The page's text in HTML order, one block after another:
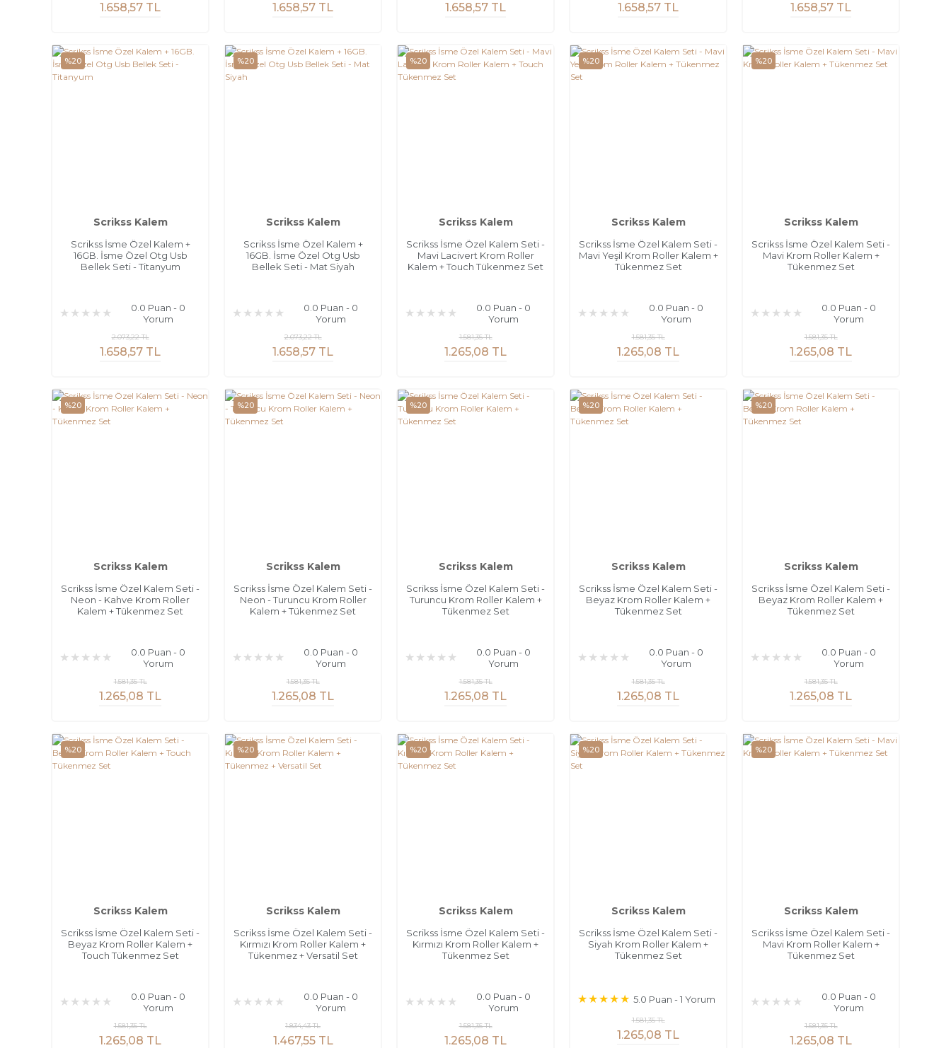
1.658,57 TL 1.658,57 TL 1.658,57 TL 1.658,57 TL 1.658,57 TL
%20
Scrikss Kalem
Scrikss İsme Özel Kalem +
16GB. İsme Özel Otg Usb
Bellek Seti - Titanyum
0.0 Puan - 0
Yorum
1.658,57 TL
2.073,22 TL
%20
Scrikss Kalem
Scrikss İsme Özel Kalem +
16GB. İsme Özel Otg Usb
Bellek Seti - Mat Siyah
0.0 Puan - 0
Yorum
1.658,57 TL
2.073,22 TL
%20
Scrikss Kalem
Scrikss İsme Özel Kalem Seti -
Mavi Lacivert Krom Roller
Kalem + Touch Tükenmez Set
0.0 Puan - 0
Yorum
1.265,08 TL
1.581,35 TL
%20
Scrikss Kalem
Scrikss İsme Özel Kalem Seti -
Mavi Yeşil Krom Roller Kalem +
Tükenmez Set
0.0 Puan - 0
Yorum
1.265,08 TL
1.581,35 TL
%20
Scrikss Kalem
Scrikss İsme Özel Kalem Seti -
Mavi Krom Roller Kalem +
Tükenmez Set
0.0 Puan - 0
Yorum
1.265,08 TL
1.581,35 TL
%20
Scrikss Kalem
Scrikss İsme Özel Kalem Seti -
Neon - Kahve Krom Roller
Kalem + Tükenmez Set
0.0 Puan - 0
Yorum
1.265,08 TL
1.581,35 TL
%20
Scrikss Kalem
Scrikss İsme Özel Kalem Seti -
Neon - Turuncu Krom Roller
Kalem + Tükenmez Set
0.0 Puan - 0
Yorum
1.265,08 TL
1.581,35 TL
%20
Scrikss Kalem
Scrikss İsme Özel Kalem Seti -
Turuncu Krom Roller Kalem +
Tükenmez Set
0.0 Puan - 0
Yorum
1.265,08 TL
1.581,35 TL
%20
Scrikss Kalem
Scrikss İsme Özel Kalem Seti -
Beyaz Krom Roller Kalem +
Tükenmez Set
0.0 Puan - 0
Yorum
1.265,08 TL
1.581,35 TL
%20
Scrikss Kalem
Scrikss İsme Özel Kalem Seti -
Beyaz Krom Roller Kalem +
Tükenmez Set
0.0 Puan - 0
Yorum
1.265,08 TL
1.581,35 TL
%20
Scrikss Kalem
Scrikss İsme Özel Kalem Seti -
Beyaz Krom Roller Kalem +
Touch Tükenmez Set
0.0 Puan - 0
Yorum
1.265,08 TL
1.581,35 TL
%20
Scrikss Kalem
Scrikss İsme Özel Kalem Seti -
Kırmızı Krom Roller Kalem +
Tükenmez + Versatil Set
0.0 Puan - 0
Yorum
1.467,55 TL
1.834,43 TL
%20
Scrikss Kalem
Scrikss İsme Özel Kalem Seti -
Kırmızı Krom Roller Kalem +
Tükenmez Set
0.0 Puan - 0
Yorum
1.265,08 TL
1.581,35 TL
%20
Scrikss Kalem
Scrikss İsme Özel Kalem Seti -
Siyah Krom Roller Kalem +
Tükenmez Set
5.0 Puan - 1 Yorum
1.265,08 TL
1.581,35 TL
%20
Scrikss Kalem
Scrikss İsme Özel Kalem Seti -
Mavi Krom Roller Kalem +
Tükenmez Set
0.0 Puan - 0
Yorum
1.265,08 TL
1.581,35 TL